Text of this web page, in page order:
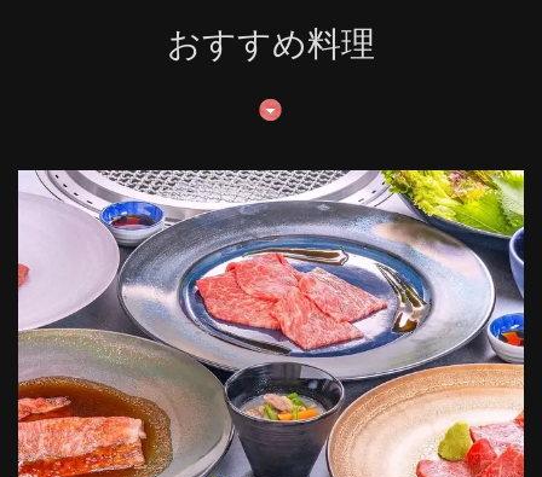
おすすめ料理